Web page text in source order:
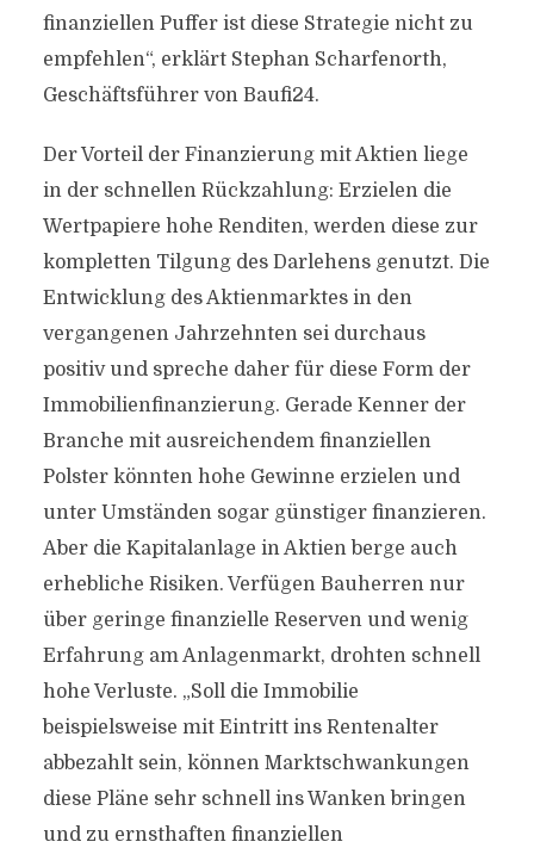
finanziellen Puffer ist diese Strategie nicht zu
empfehlen“, erklärt Stephan Scharfenorth,
Geschäftsführer von Baufi24.
Der Vorteil der Finanzierung mit Aktien liege
in der schnellen Rückzahlung: Erzielen die
Wertpapiere hohe Renditen, werden diese zur
kompletten Tilgung des Darlehens genutzt. Die
Entwicklung des Aktienmarktes in den
vergangenen Jahrzehnten sei durchaus
positiv und spreche daher für diese Form der
Immobilienfinanzierung. Gerade Kenner der
Branche mit ausreichendem finanziellen
Polster könnten hohe Gewinne erzielen und
unter Umständen sogar günstiger finanzieren.
Aber die Kapitalanlage in Aktien berge auch
erhebliche Risiken. Verfügen Bauherren nur
über geringe finanzielle Reserven und wenig
Erfahrung am Anlagenmarkt, drohten schnell
hohe Verluste. „Soll die Immobilie
beispielsweise mit Eintritt ins Rentenalter
abbezahlt sein, können Marktschwankungen
diese Pläne sehr schnell ins Wanken bringen
und zu ernsthaften finanziellen